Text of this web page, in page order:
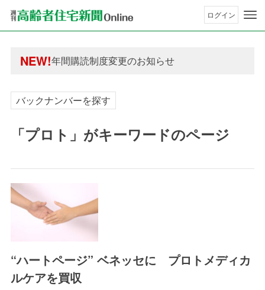
ログイン
NEW!
年間購読制度変更のお知らせ
年間購読制度変更のお知らせ
バックナンバーを探す
「プロト」がキーワードのページ
“ハートページ” ベネッセに プロトメディカ
ルケアを買収